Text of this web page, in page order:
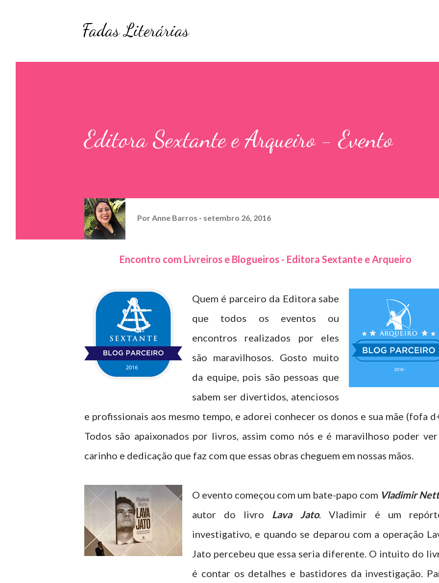
Fadas Literárias
Editora Sextante e Arqueiro - Evento
Por Anne Barros setembro 26, 2016
Encontro com Livreiros e Blogueiros - Editora Sextante e Arqueiro
Quem é parceiro da Editora sabe
que todos os eventos ou
encontros realizados por eles
são maravilhosos. Gosto muito
da equipe, pois são pessoas que
sabem ser divertidos, atenciosos
e profissionais aos mesmo tempo, e adorei conhecer os donos e sua mãe (fofa
Todos são apaixonados por livros, assim como nós e é maravilhoso poder
carinho e dedicação que faz com que essas obras cheguem em nossas mãos.
O evento começou com um bate-papo com Vladimir
autor do livro Lava Jato. Vladimir é um
investigativo, e quando se deparou com a operação
Jato percebeu que essa seria diferente. O intuito do
é contar os detalhes e bastidores da investigação.